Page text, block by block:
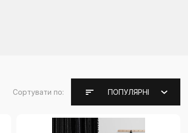
Сортувати по: ПОПУЛЯРНІ